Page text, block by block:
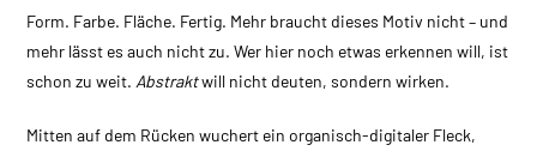
Form. Farbe. Fläche. Fertig. Mehr braucht dieses Motiv nicht – und
mehr lässt es auch nicht zu. Wer hier noch etwas erkennen will, ist
schon zu weit. Abstraktwill nicht deuten, sondern wirken.
Mitten auf dem Rücken wuchert ein organisch-digitaler Fleck,